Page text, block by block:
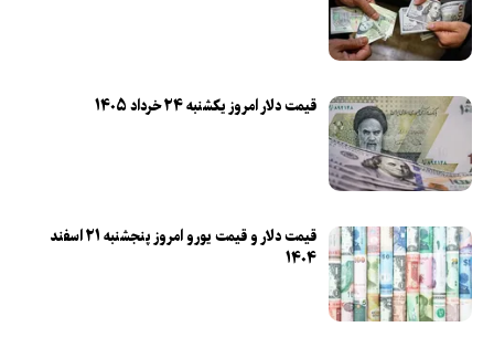
قیمت دلار امروز یکشنبه ۲۴ خرداد ۱۴۰۵
قیمت دلار و قیمت یورو امروز پنجشنبه ۲۱ اسفند
۱۴۰۴